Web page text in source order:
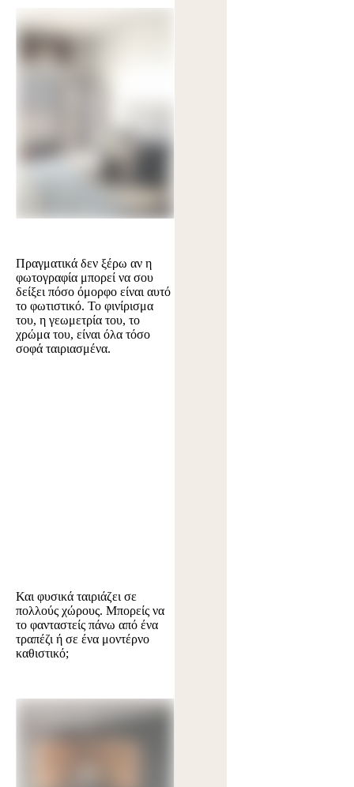
Πραγματικά δεν ξέρω αν η
φωτογραφία μπορεί να σου
δείξει πόσο όμορφο είναι αυτό
το φωτιστικό. Το φινίρισμα
του, η γεωμετρία του, το
χρώμα του, είναι όλα τόσο
σοφά ταιριασμένα.
Και φυσικά ταιριάζει σε
πολλούς χώρους. Μπορείς να
το φανταστείς πάνω από ένα
τραπέζι ή σε ένα μοντέρνο
καθιστικό;